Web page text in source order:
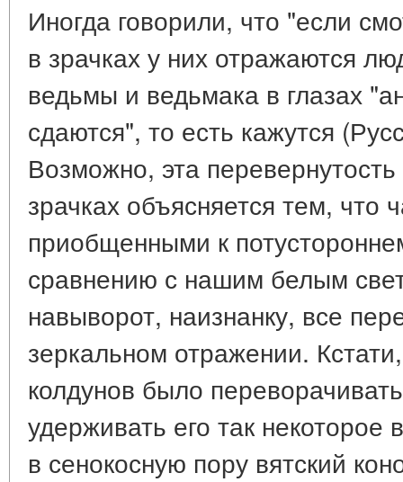
Иногда говорили, что "если
в зрачках у них отражаются
ведьмы и ведьмака в глазах
сдаются", то есть кажутся
Возможно, эта
зрачках объясняется тем, что
приобщенными к
сравнению с нашим белым
навыворот, наизнанку, все
зеркальном отражении.
колдунов было
удерживать его так
в сенокосную пору вятский